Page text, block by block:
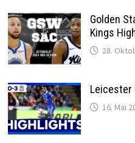
Golden
Kings
28.
Leicester
16. Mai